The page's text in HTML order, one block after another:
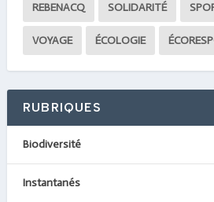
REBENACQ SOLIDARITÉ
VOYAGE ÉCOLOGIE
RUBRIQUES
Biodiversité
Instantanés